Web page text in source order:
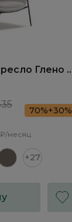
Глено /
70%+30%
₽/месяц
+27